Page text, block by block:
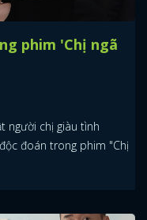
phim 'Chị ngã
người chị giàu tình
đoán trong phim "Chị